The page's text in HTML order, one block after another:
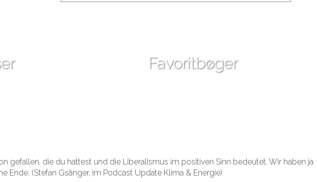
Favoritbøger
gefallen, die du hattest und die Liberalismus im positiven Sinn bedeutet. Wir haben ja
Ende. (Stefan Gsänger, im Podcast Update Klima & Energie)